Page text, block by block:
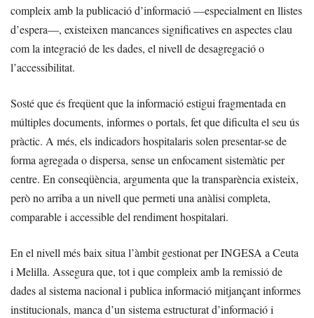
compleix amb la publicació d’informació —especialment en llistes
d’espera—, existeixen mancances significatives en aspectes clau
com la integració de les dades, el nivell de desagregació o
l’accessibilitat.
Sosté que és freqüent que la informació estigui fragmentada en
múltiples documents, informes o portals, fet que dificulta el seu ús
pràctic. A més, els indicadors hospitalaris solen presentar-se de
forma agregada o dispersa, sense un enfocament sistemàtic per
centre. En conseqüència, argumenta que la transparència existeix,
però no arriba a un nivell que permeti una anàlisi completa,
comparable i accessible del rendiment hospitalari.
En el nivell més baix situa l’àmbit gestionat per INGESA a Ceuta
i Melilla. Assegura que, tot i que compleix amb la remissió de
dades al sistema nacional i publica informació mitjançant informes
institucionals, manca d’un sistema estructurat d’informació i